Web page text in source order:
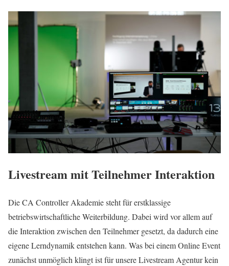
Livestream mit Teilnehmer Interaktion
Die CA Controller Akademie steht für erstklassige
betriebswirtschaftliche Weiterbildung. Dabei wird vor allem auf
die Interaktion zwischen den Teilnehmer gesetzt, da dadurch eine
eigene Lerndynamik entstehen kann. Was bei einem Online Event
zunächst unmöglich klingt ist für unsere Livestream Agentur kein